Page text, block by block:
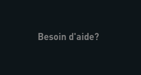
Besoin d'aide?